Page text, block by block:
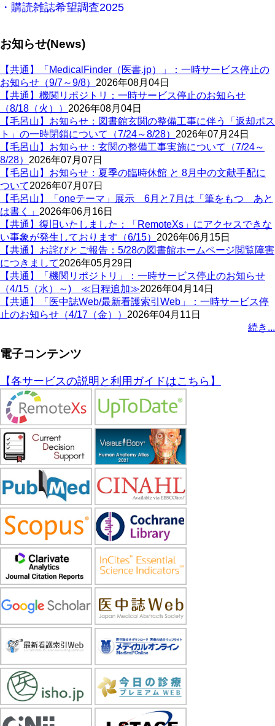
・購読雑誌希望調査2025
お知らせ(News)
【共通】「MedicalFinder（医書.jp）」：一時サービス停止の
お知らせ（9/7～9/8） 2026年08月04日
【共通】機関リポジトリ：一時サービス停止のお知らせ
（8/18（火）） 2026年08月04日
【毛呂山】お知らせ：図書館玄関の整備工事に伴う「返却ポス
ト」の一時閉鎖について（7/24～8/28） 2026年07月24日
【毛呂山】お知らせ：玄関の整備工事実施について（7/24～
8/28） 2026年07月07日
【毛呂山】お知らせ：夏季の臨時休館 と 8月中の文献手配に
ついて2026年07月07日
【毛呂山】「oneテーマ」展示 6月と7月は「筆をもつ あと
は書く」 2026年06月16日
【共通】復旧いたしました：「RemoteXs」にアクセスできな
い事象が発生しております（6/15） 2026年06月15日
【共通】お詫びとご報告：5/28の図書館ホームページ閲覧障害
につきまして2026年05月29日
【共通】「機関リポジトリ」：一時サービス停止のお知らせ
（4/15（水）～) ≪日程追加≫2026年04月14日
【共通】「医中誌Web/最新看護索引Web」：一時サービス停
止のお知らせ（4/17（金）） 2026年04月11日
続き...
電子コンテンツ
【各サービスの説明と利用ガイドはこちら】